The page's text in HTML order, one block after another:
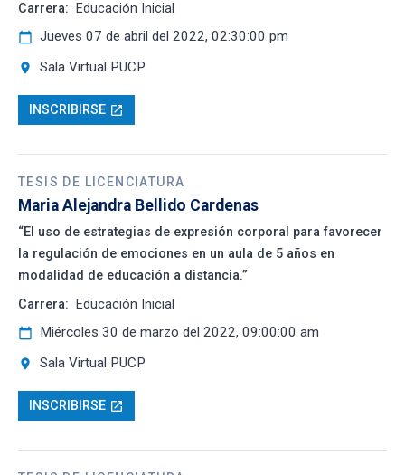
Carrera:
Educación Inicial
calendar_today Jueves 07 de abril del 2022, 02:30:00 pm
location_on Sala Virtual PUCP
INSCRIBIRSE open_in_new
TESIS DE LICENCIATURA
Maria Alejandra Bellido Cardenas
“El uso de estrategias de expresión corporal para favorecer
la regulación de emociones en un aula de 5 años en
modalidad de educación a distancia.”
Carrera:
Educación Inicial
calendar_today Miércoles 30 de marzo del 2022, 09:00:00 am
location_on Sala Virtual PUCP
INSCRIBIRSE open_in_new